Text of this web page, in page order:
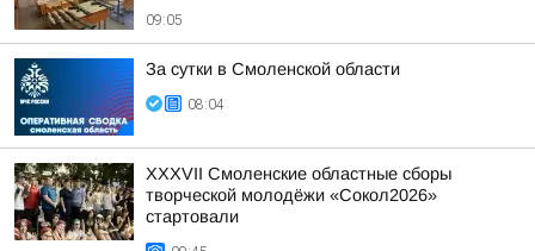
09:05
За сутки в Смоленской области
08:04
XXXVII Смоленские областные сборы
творческой молодёжи «Сокол2026»
стартовали